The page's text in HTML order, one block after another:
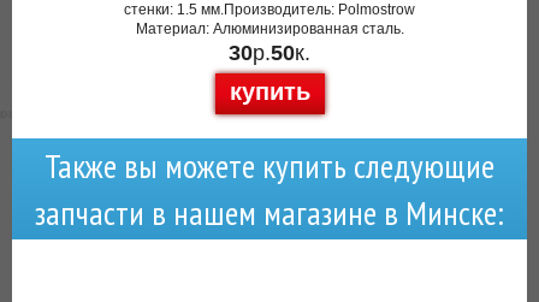
стенки: 1.5 мм.Производитель: Polmostrow
Материал: Алюминизированная сталь.
30р.50к.
купить
Также вы можете купить следующие
запчасти в нашем магазине в Минске: